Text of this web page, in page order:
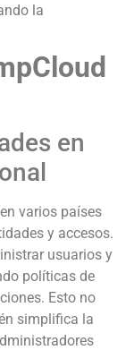
la
en
varios países
y accesos.
usuarios y
políticas de
Esto no
simplifica la